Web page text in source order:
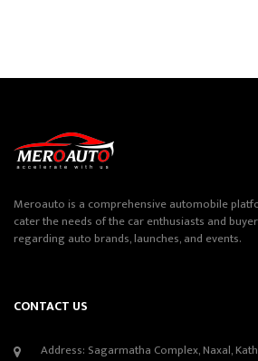
Meroauto is a comprehensive automobile
cater the needs of the car enthusiasts and
regarding auto brands, launches, and events.
CONTACT US
Address: Sagarmatha Complex, Naxal,